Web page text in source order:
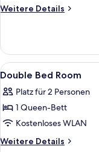
Weitere Details
Weitere
Triple
Room
with
View
Alle
Fotos
für
Double
Bed
Room
6
Double Bed Room
Platz für 2 Personen
1 Queen-Bett
Kostenloses WLAN
Weitere Details
Weitere